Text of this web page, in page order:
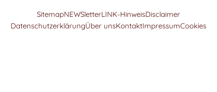
SitemapNEWSletterLINK-HinweisDisclaimer
DatenschutzerklärungÜber unsKontaktImpressumCookies